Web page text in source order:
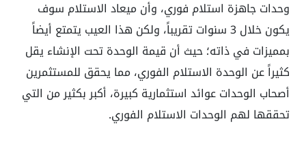
وحدات جاهزة استلام فوري، وأن ميعاد الاستلام سوف
يكون خلال 3 سنوات تقريباً، ولكن هذا العيب يتمتع أيضاً
بمميزات في ذاته؛ حيث أن قيمة الوحدة تحت الإنشاء يقل
كثيراً عن الوحدة الاستلام الفوري، مما يحقق للمستثمرين
أصحاب الوحدات عوائد استثمارية كبيرة، أكبر بكثير من التي
تحققها لهم الوحدات الاستلام الفوري.